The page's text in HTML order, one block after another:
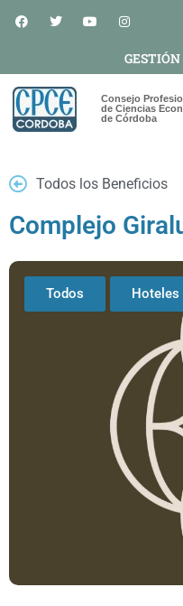
Consejo
de Ciencias
de Córdoba
Todos los Beneficios
Complejo
Todos Hoteles